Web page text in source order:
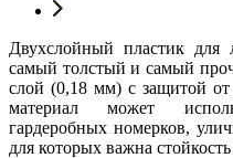
Двухслойный пластик для
самый толстый и самый
слой (0,18 мм) с защитой от
материал может
гардеробных номерков,
для которых важна